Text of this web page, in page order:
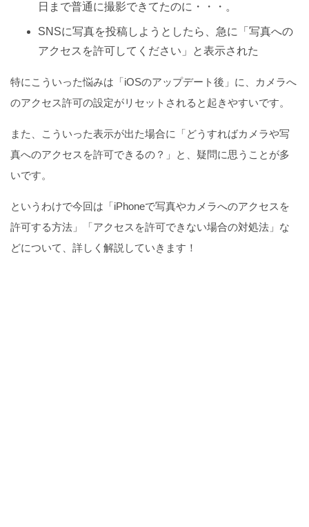
日まで普通に撮影できてたのに・・・。
SNSに写真を投稿しようとしたら、急に「写真への
アクセスを許可してください」と表示された
特にこういった悩みは「iOSのアップデート後」に、カメラへ
のアクセス許可の設定がリセットされると起きやすいです。
また、こういった表示が出た場合に「どうすればカメラや写
真へのアクセスを許可できるの？」と、疑問に思うことが多
いです。
というわけで今回は「iPhoneで写真やカメラへのアクセスを
許可する方法」「アクセスを許可できない場合の対処法」な
どについて、詳しく解説していきます！